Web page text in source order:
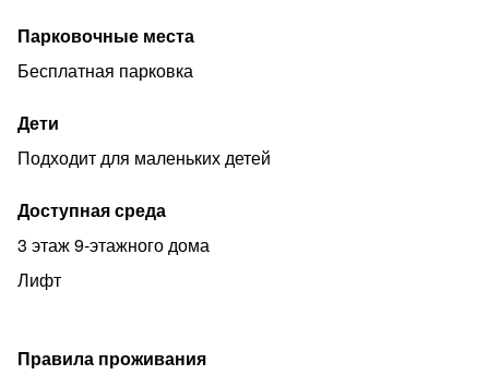
Парковочные места
Бесплатная парковка
Дети
Подходит для маленьких детей
Доступная среда
3 этаж 9-этажного дома
Лифт
Правила проживания